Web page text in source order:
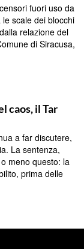
fuori uso da
scale dei blocchi
relazione del
di Siracusa,
caos, il Tar
a far discutere,
La sentenza,
meno questo: la
prima delle